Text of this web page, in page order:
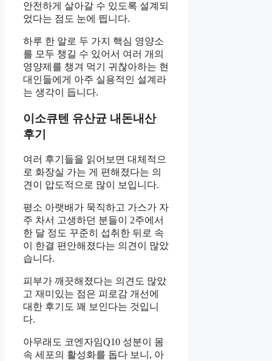
안전하게 살아갈 수 있도록 설계되
었다는 점도 눈에 띕니다.
하루 한 알로 두 가지 핵심 영양소
를 모두 챙길 수 있어서 여러 개의
영양제를 챙겨 먹기 귀찮아하는 현
대인들에게 아주 실용적인 설계라
는 생각이 듭니다.
이소큐텐 유산균 내돈내산
후기
여러 후기들을 읽어보면 대체적으
로 화장실 가는 게 편해졌다는 의
견이 압도적으로 많이 보입니다.
평소 아랫배가 묵직하고 가스가 자
주 차서 고생하던 분들이 2주에서
한 달 정도 꾸준히 섭취한 뒤로 속
이 한결 편안해졌다는 의견이 많았
습니다.
피부가 깨끗해졌다는 의견도 많았
고 재미있는 점은 피로감 개선에
대한 후기도 꽤 보인다는 것입니
다.
아무래도 코엔자임Q10 성분이 몸
속 세포의 활성화를 돕다 보니, 아